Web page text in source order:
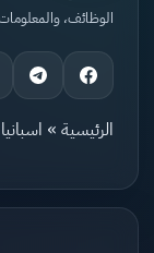
الوظائف،
الرئيسية » اسبانيا